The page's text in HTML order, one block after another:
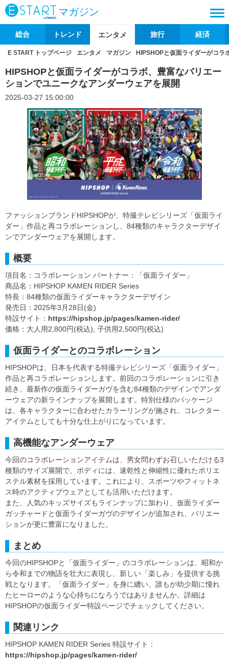
マガジン
総合 トレンド エンタメ 旅行 経済
E START トップページ エンタメ マガジン HIPSHOPと仮面ライダーがコラ
HIPSHOPと仮面ライダーがコラボ、豊富なバリエー
ションでユニークなアンダーウェアを展開
2025-03-27 15:00:00
ファッションブランドHIPSHOPが、特撮テレビシリーズ「仮面ライ
ダー」作品と再コラボレーションし、84種類のキャラクターデザイ
ンでアンダーウェアを展開します。
概要
項目名：コラボレーション パートナー：「仮面ライダー」
商品名：HIPSHOP KAMEN RIDER Series
特長：84種類の仮面ライダーキャラクターデザイン
発売日：2025年3月28日(金)
特設サイト： https://hipshop.jp/pages/kamen-rider/
価格：大人用2,800円(税込), 子供用2,500円(税込)
仮面ライダーとのコラボレーション
HIPSHOPは、日本を代表する特撮テレビシリーズ「仮面ライダー」
作品と再コラボレーションします。前回のコラボレーションに引き
続き、最新作の仮面ライダーガヴを含む84種類のデザインでアンダ
ーウェアの新ラインナップを展開します。特別仕様のパッケージ
は、各キャラクターに合わせたカラーリングが施され、コレクター
アイテムとしても十分な仕上がりになっています。
高機能なアンダーウェア
今回のコラボレーションアイテムは、男女問わずお召しいただける3
種類のサイズ展開で、ボディには、速乾性と伸縮性に優れたポリエ
ステル素材を採用しています。これにより、スポーツやフィットネ
ス時のアクティブウェアとしても活用いただけます。
また、人気のキッズサイズもラインナップに加わり、仮面ライダー
ガッチャードと仮面ライダーガヴのデザインが追加され、バリエー
ションが更に豊富になりました。
まとめ
今回のHIPSHOPと「仮面ライダー」のコラボレーションは、昭和か
ら令和までの物語を壮大に表現し、新しい「楽しみ」を提供する挑
戦となります。「仮面ライダー」を身に纏い、誰もが幼少期に憧れ
たヒーローのような心持ちになろうではありませんか。詳細は
HIPSHOPの仮面ライダー特設ページでチェックしてください。
関連リンク
HIPSHOP KAMEN RIDER Series 特設サイト：
https://hipshop.jp/pages/kamen-rider/